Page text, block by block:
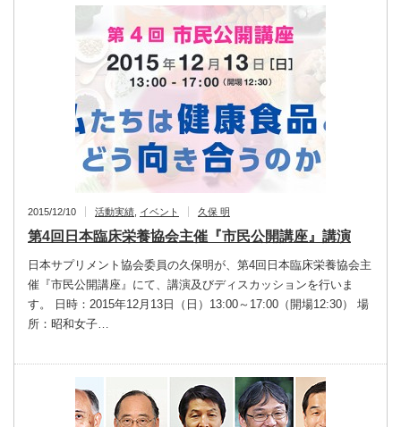
2015/12/10 活動実績 イベント 久保 明
第4回日本臨床栄養協会主催『市民公開講座』講演
日本サプリメント協会委員の久保明が、第4回日本臨床栄養協会主
催『市民公開講座』にて、講演及びディスカッションを行いま
す。 日時：2015年12月13日（日）13:00～17:00（開場12:30） 場
所：昭和女子…